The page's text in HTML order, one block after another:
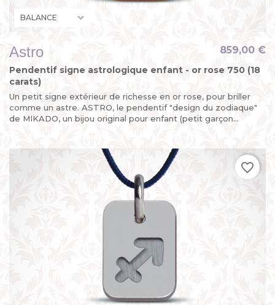
Astro
Pendentif signe astrologique enfant - or rose 750 (18
carats)
Un petit signe extérieur de richesse en or rose, pour briller
comme un astre. ASTRO, le pendentif "design du zodiaque"
de MIKADO, un bijou original pour enfant (petit garçon...
859,00 €
favorite_border